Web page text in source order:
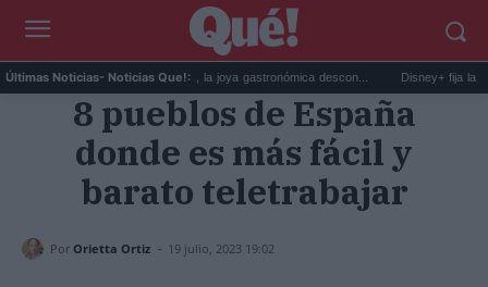
Últimas Noticias- Noticias Que!:
Dónde comer en Huelva, la joya gastronómica descon... Disney+ fija la fecha
8 pueblos de España
donde es más fácil y
barato teletrabajar
Por Orietta Ortiz - 19 julio, 2023 19:02